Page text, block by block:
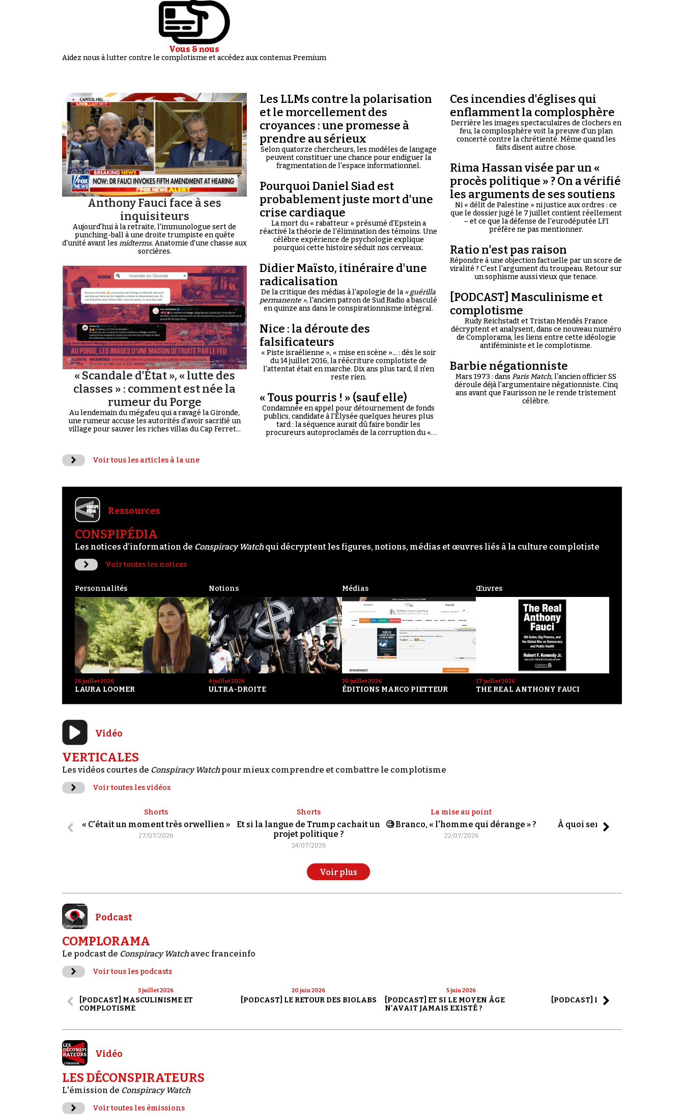
Vous & nous
Aidez nous à lutter contre le complotisme et accédez aux contenus Premium
Anthony Fauci face à ses
inquisiteurs
Aujourd'hui à la retraite, l'immunologue sert de
punching-ball à une droite trumpiste en quête
d'unité avant les midterms. Anatomie d'une chasse aux
sorcières.
« Scandale d'État », « lutte des
classes » : comment est née la
rumeur du Porge
Au lendemain du mégafeu qui a ravagé la Gironde,
une rumeur accuse les autorités d'avoir sacrifié un
village pour sauver les riches villas du Cap Ferret...
Les LLMs contre la polarisation
et le morcellement des
croyances : une promesse à
prendre au sérieux
Selon quatorze chercheurs, les modèles de langage
peuvent constituer une chance pour endiguer la
fragmentation de l'espace informationnel.
Pourquoi Daniel Siad est
probablement juste mort d'une
crise cardiaque
La mort du « rabatteur » présumé d'Epstein a
réactivé la théorie de l'élimination des témoins. Une
célèbre expérience de psychologie explique
pourquoi cette histoire séduit nos cerveaux.
Didier Maïsto, itinéraire d'une
radicalisation
De la critique des médias à l'apologie de la« guérilla
permanente », l'ancien patron de Sud Radio a basculé
en quinze ans dans le conspirationnisme intégral.
Nice : la déroute des
falsificateurs
« Piste israélienne », « mise en scène »... : dès le soir
du 14 juillet 2016, la réécriture complotiste de
l'attentat était en marche. Dix ans plus tard, il n'en
reste rien.
« Tous pourris ! » (sauf elle)
Condamnée en appel pour détournement de fonds
publics, candidate à l'Élysée quelques heures plus
tard : la séquence aurait dû faire bondir les
procureurs autoproclamés de la corruption du «
Ces incendies d'églises qui
enflamment la complosphère
Derrière les images spectaculaires de clochers en
feu, la complosphère voit la preuve d'un plan
concerté contre la chrétienté. Même quand les
faits disent autre chose.
Rima Hassan visée par un «
procès politique » ? On a vérifié
les arguments de ses soutiens
Ni « délit de Palestine » ni justice aux ordres : ce
que le dossier jugé le 7 juillet contient réellement
– et ce que la défense de l'eurodéputée LFI
préfère ne pas mentionner.
Ratio n'est pas raison
Répondre à une objection factuelle par un score de
viralité ? C'est l'argument du troupeau. Retour sur
un sophisme aussi vieux que tenace.
[PODCAST] Masculinisme et
complotisme
Rudy Reichstadt et Tristan Mendès France
décryptent et analysent, dans ce nouveau numéro
de Complorama, les liens entre cette idéologie
antiféministe et le complotisme.
Barbie négationniste
Mars 1973 : dans Paris Match, l'ancien officier SS
déroule déjà l'argumentaire négationniste. Cinq
ans avant que Faurisson ne le rende tristement
célèbre.
Voir tous les articles à la une
Ressources
CONSPIPÉDIA
Les notices d’information de Conspiracy Watchqui décryptent les figures, notions, médias et œuvres liés à la culture complotiste
Voir toutes les notices
Personnalités
26 juillet 2026
LAURA LOOMER
Notions
4 juillet 2026
ULTRA-DROITE
Médias
20 juillet 2026
ÉDITIONS MARCO PIETTEUR
Œuvres
17 juillet 2026
THE REAL ANTHONY FAUCI
Vidéo
VERTICALES
Les vidéos courtes de Conspiracy Watchpour mieux comprendre et combattre le complotisme
Voir toutes les vidéos
Shorts
« C'était un moment très orwellien »
27/07/2026
Shorts
Et si la langue de Trump cachait un
projet politique ?
24/07/2026
La mise au point
🧐 Branco, « l'homme qui dérange » ?
22/07/2026
À quoi servent les slogans ?
Voir plus
Podcast
COMPLORAMA
Le podcast de Conspiracy Watchavec franceinfo
Voir tous les podcasts
3 juillet 2026
[PODCAST] MASCULINISME ET
COMPLOTISME
20 juin 2026
[PODCAST] LE RETOUR DES BIOLABS
5 juin 2026
[PODCAST] ET SI LE MOYEN ÂGE
N'AVAIT JAMAIS EXISTÉ ?
[PODCAST] LA SAGA ALEX JONES
Vidéo
LES DÉCONSPIRATEURS
L'émission de Conspiracy Watch
Voir toutes les émissions